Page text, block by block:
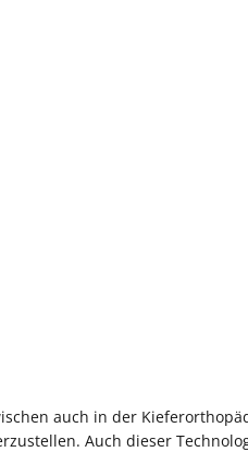
auch in der
Auch dieser